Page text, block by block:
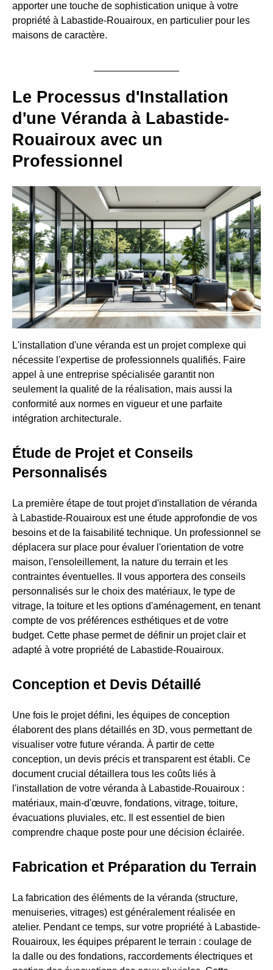
apporter une touche de sophistication unique à votre
propriété à Labastide-Rouairoux, en particulier pour les
maisons de caractère.
Le Processus d'Installation
d'une Véranda à Labastide-
Rouairoux avec un
Professionnel
L'installation d'une véranda est un projet complexe qui
nécessite l'expertise de professionnels qualifiés. Faire
appel à une entreprise spécialisée garantit non
seulement la qualité de la réalisation, mais aussi la
conformité aux normes en vigueur et une parfaite
intégration architecturale.
Étude de Projet et Conseils
Personnalisés
La première étape de tout projet d'installation de véranda
à Labastide-Rouairoux est une étude approfondie de vos
besoins et de la faisabilité technique. Un professionnel se
déplacera sur place pour évaluer l'orientation de votre
maison, l'ensoleillement, la nature du terrain et les
contraintes éventuelles. Il vous apportera des conseils
personnalisés sur le choix des matériaux, le type de
vitrage, la toiture et les options d'aménagement, en tenant
compte de vos préférences esthétiques et de votre
budget. Cette phase permet de définir un projet clair et
adapté à votre propriété de Labastide-Rouairoux.
Conception et Devis Détaillé
Une fois le projet défini, les équipes de conception
élaborent des plans détaillés en 3D, vous permettant de
visualiser votre future véranda. À partir de cette
conception, un devis précis et transparent est établi. Ce
document crucial détaillera tous les coûts liés à
l'installation de votre véranda à Labastide-Rouairoux :
matériaux, main-d'œuvre, fondations, vitrage, toiture,
évacuations pluviales, etc. Il est essentiel de bien
comprendre chaque poste pour une décision éclairée.
Fabrication et Préparation du Terrain
La fabrication des éléments de la véranda (structure,
menuiseries, vitrages) est généralement réalisée en
atelier. Pendant ce temps, sur votre propriété à Labastide-
Rouairoux, les équipes préparent le terrain : coulage de
la dalle ou des fondations, raccordements électriques et